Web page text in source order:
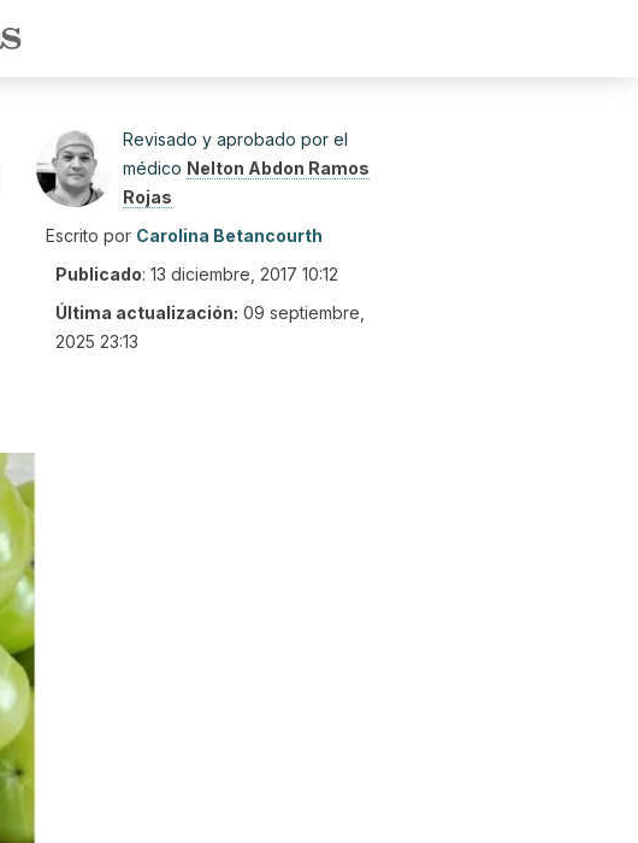
Revisado y aprobado por el
médico Nelton Abdon Ramos
Rojas
Escrito por Carolina Betancourth
Publicado: 13 diciembre, 2017 10:12
Última actualización: 09 septiembre,
2025 23:13